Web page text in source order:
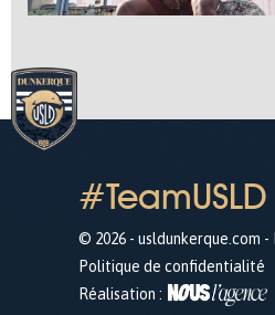
#TeamUSLD
© 2026 - usldunkerque.com -
Politique de confidentialité
Réalisation :